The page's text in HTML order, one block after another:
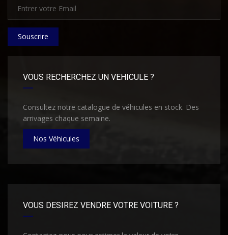
Souscrire
VOUS RECHERCHEZ UN VEHICULE ?
Consultez notre catalogue de véhicules en stock. Des
arrivages chaque semaine.
Nos Véhicules
VOUS DESIREZ VENDRE VOTRE VOITURE ?